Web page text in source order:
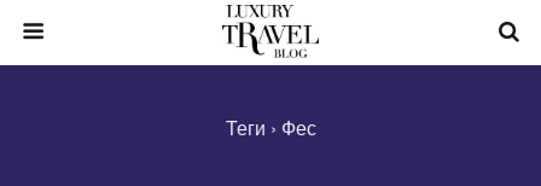
Теги › Фес